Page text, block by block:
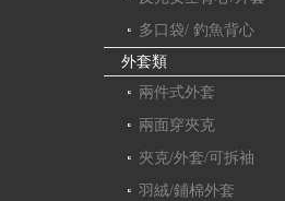
多口袋/ 釣魚背心
外套類
兩件式外套
兩面穿夾克
夾克/外套/可拆袖
羽絨/鋪棉外套